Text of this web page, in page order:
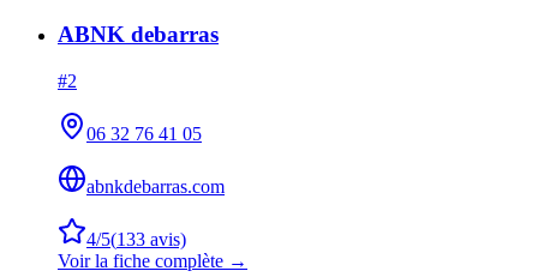
ABNK debarras
#2
06 32 76 41 05
abnkdebarras.com
4/5(133 avis)
Voir la fiche complète →